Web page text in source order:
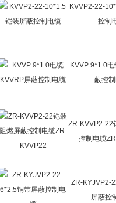
KVVP2-22-
控制
KVVP 9*1.0
蔽控
ZR-KVVP2-22
控制电缆
ZR-KYJVP2-
屏蔽控